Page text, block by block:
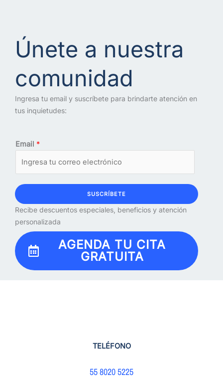
Únete a nuestra
comunidad
Ingresa tu email y suscríbete para brindarte atención en
tus inquietudes:
Email *
SUSCRÍBETE
Recibe descuentos especiales, beneficios y atención
personalizada
AGENDA TU CITA
GRATUITA
TELÉFONO
55 8020 5225